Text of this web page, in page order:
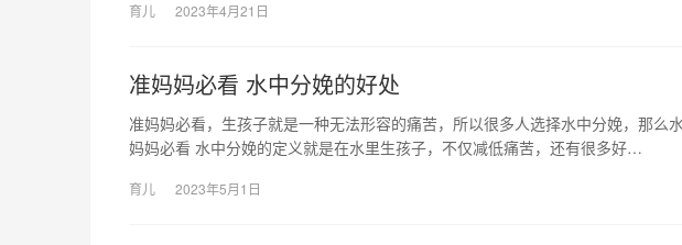
育儿 2023年4月21日
准妈妈必看 水中分娩的好处
准妈妈必看，生孩子就是一种无法形容的痛苦，所以很多人选择水中分娩，那么
妈妈必看 水中分娩的定义就是在水里生孩子，不仅减低痛苦，还有很多好…
育儿 2023年5月1日